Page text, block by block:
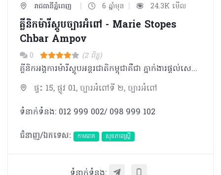
រាជធានីភ្នំពេញ | 6 ឆ្នាំមុន | 24.3K មើល
គ្លីនិកម៉ារីស្តូបច្បារអំពៅ - Marie Stopes
Chbar Ampov
0 (2 ពិន្ទុ)
គ្លីនិកអង្គការម៉ារីស្តូបអន្តរជាតិកម្ពុជាគឺជា ភ្នាក់ងារផ្តល់សេវាឈានមុខគេផ្នែករំលូតកូនដោយសុវត្ថិភាព ពន្យារកំណើត សុខភាពបន្តពូជ និងផ្លូវភេទ។
ផ្ទះ 15, ផ្លូវ 01, ច្បារអំពៅទី ២, ច្បារអំពៅ
ទំនាក់ទំនង: 012 999 002/ 098 999 102
ជំនាញ/ឯកទេស:
កាមរោគ សុខភាពស្រ្តី